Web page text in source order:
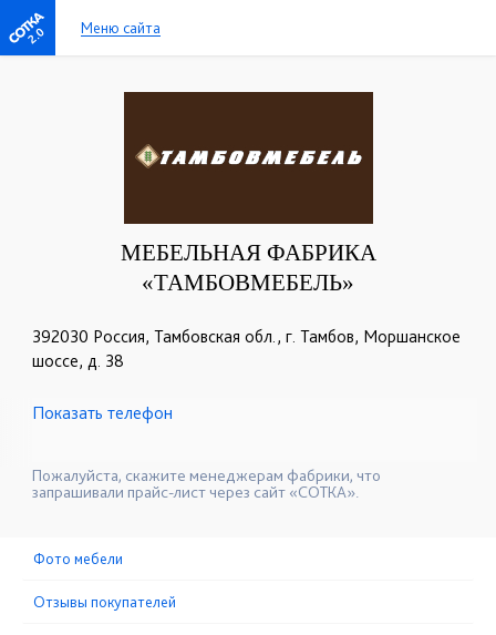
2.0 Меню сайта
МЕБЕЛЬНАЯ ФАБРИКА
«ТАМБОВМЕБЕЛЬ»
392030 Россия, Тамбовская обл., г. Тамбов, Моршанское
шоссе, д. 38
☎+7 (4752) 53-23-85
Показать телефон
Пожалуйста, скажите менеджерам фабрики, что
запрашивали прайс-лист через сайт «СОТКА».
Фото мебели
Отзывы покупателей